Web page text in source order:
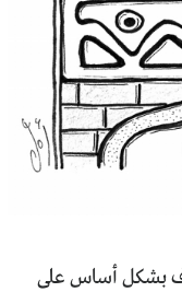
بشكل أساس على